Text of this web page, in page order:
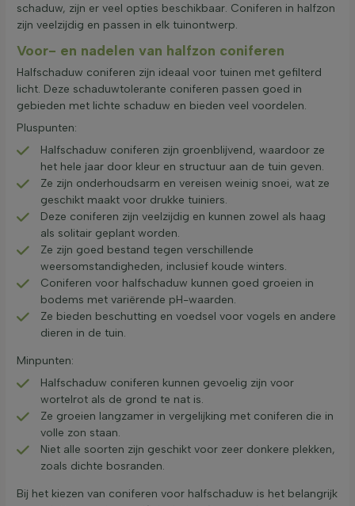
schaduw, zijn er veel opties beschikbaar. Coniferen in halfzon
zijn veelzijdig en passen in elk tuinontwerp.
Voor- en nadelen van halfzon coniferen
Halfschaduw coniferen zijn ideaal voor tuinen met gefilterd
licht. Deze schaduwtolerante coniferen passen goed in
gebieden met lichte schaduw en bieden veel voordelen.
Pluspunten:
Halfschaduw coniferen zijn groenblijvend, waardoor ze
het hele jaar door kleur en structuur aan de tuin geven.
Ze zijn onderhoudsarm en vereisen weinig snoei, wat ze
geschikt maakt voor drukke tuiniers.
Deze coniferen zijn veelzijdig en kunnen zowel als haag
als solitair geplant worden.
Ze zijn goed bestand tegen verschillende
weersomstandigheden, inclusief koude winters.
Coniferen voor halfschaduw kunnen goed groeien in
bodems met variërende pH-waarden.
Ze bieden beschutting en voedsel voor vogels en andere
dieren in de tuin.
Minpunten:
Halfschaduw coniferen kunnen gevoelig zijn voor
wortelrot als de grond te nat is.
Ze groeien langzamer in vergelijking met coniferen die in
volle zon staan.
Niet alle soorten zijn geschikt voor zeer donkere plekken,
zoals dichte bosranden.
Bij het kiezen van coniferen voor halfschaduw is het belangrijk